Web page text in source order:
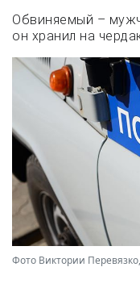
Обвиняемый –
он хранил на
Фото Виктории